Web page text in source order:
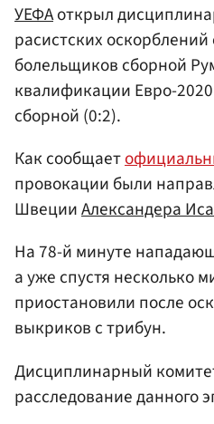
УЕФАоткрыл
расистских
болельщиков сборной
квалификации Евро-
сборной (0:2).
Как сообщает
провокации были
ШвецииАлександера
На 78-й минуте
а уже спустя несколько
приостановили после
выкриков с трибун.
Дисциплинарный
расследование данного